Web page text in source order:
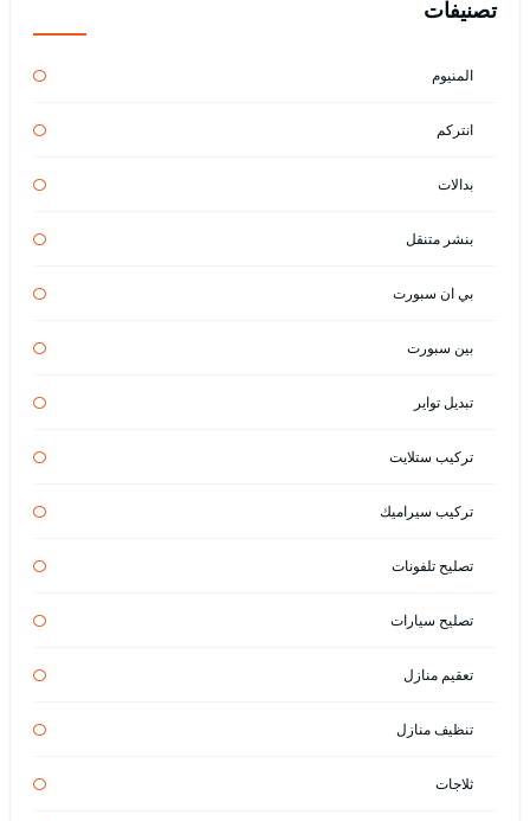
تصنيفات
المنيوم
انتركم
بدالات
بنشر متنقل
بي ان سبورت
بين سبورت
تبديل تواير
تركيب ستلايت
تركيب سيراميك
تصليح تلفونات
تصليح سيارات
تعقيم منازل
تنظيف منازل
ثلاجات